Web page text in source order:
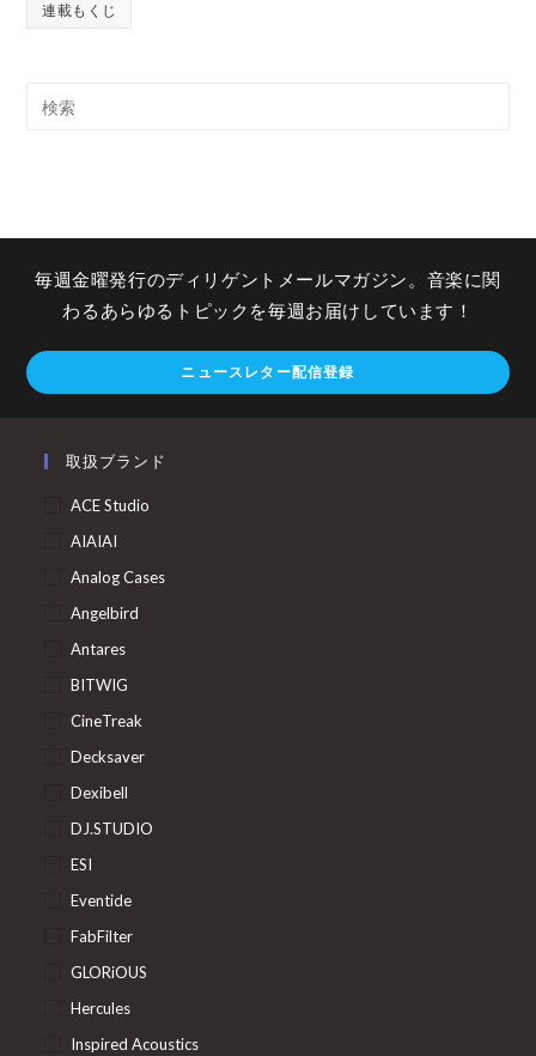
連載もくじ
毎週金曜発行のディリゲントメールマガジン。音楽に関
わるあらゆるトピックを毎週お届けしています！
ニュースレター配信登録
取扱ブランド
ACE Studio
AIAIAI
Analog Cases
Angelbird
Antares
BITWIG
CineTreak
Decksaver
Dexibell
DJ.STUDIO
ESI
Eventide
FabFilter
GLORiOUS
Hercules
Inspired Acoustics